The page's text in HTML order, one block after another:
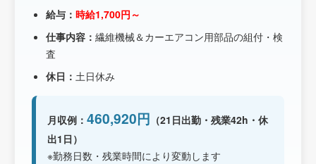
給与： 時給1,700円～
仕事内容： 繊維機械＆カーエアコン用部品の組付・検
査
休日： 土日休み
月収例： 460,920円 （21日出勤・残業42h・休
出1日）
※勤務日数・残業時間により変動します